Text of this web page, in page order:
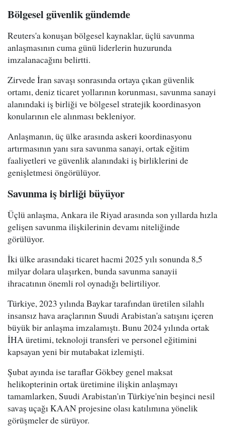
Bölgesel güvenlik gündemde
Reuters'a konuşan bölgesel kaynaklar, üçlü savunma
anlaşmasının cuma günü liderlerin huzurunda
imzalanacağını belirtti.
Zirvede İran savaşı sonrasında ortaya çıkan güvenlik
ortamı, deniz ticaret yollarının korunması, savunma sanayi
alanındaki iş birliği ve bölgesel stratejik koordinasyon
konularının ele alınması bekleniyor.
Anlaşmanın, üç ülke arasında askeri koordinasyonu
artırmasının yanı sıra savunma sanayi, ortak eğitim
faaliyetleri ve güvenlik alanındaki iş birliklerini de
genişletmesi öngörülüyor.
Savunma iş birliği büyüyor
Üçlü anlaşma, Ankara ile Riyad arasında son yıllarda hızla
gelişen savunma ilişkilerinin devamı niteliğinde
görülüyor.
İki ülke arasındaki ticaret hacmi 2025 yılı sonunda 8,5
milyar dolara ulaşırken, bunda savunma sanayii
ihracatının önemli rol oynadığı belirtiliyor.
Türkiye, 2023 yılında Baykar tarafından üretilen silahlı
insansız hava araçlarının Suudi Arabistan'a satışını içeren
büyük bir anlaşma imzalamıştı. Bunu 2024 yılında ortak
İHA üretimi, teknoloji transferi ve personel eğitimini
kapsayan yeni bir mutabakat izlemişti.
Şubat ayında ise taraflar Gökbey genel maksat
helikopterinin ortak üretimine ilişkin anlaşmayı
tamamlarken, Suudi Arabistan'ın Türkiye'nin beşinci nesil
savaş uçağı KAAN projesine olası katılımına yönelik
görüşmeler de sürüyor.